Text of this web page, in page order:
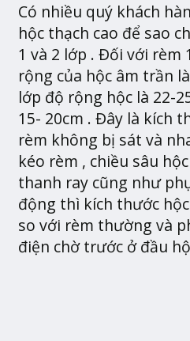
Có nhiều quý khách
hộc thạch cao để sao
1 và 2 lớp . Đối với
rộng của hộc âm trần
lớp độ rộng hộc là 22-
15- 20cm . Đây là kích
rèm không bị sát và
kéo rèm , chiều sâu
thanh ray cũng như
động thì kích thước
so với rèm thường và
điện chờ trước ở đầu